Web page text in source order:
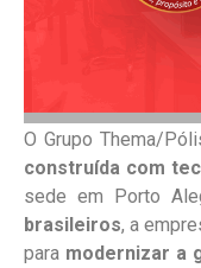
O Grupo Thema/
construída com
sede em Porto
brasileiros, a
para modernizar a